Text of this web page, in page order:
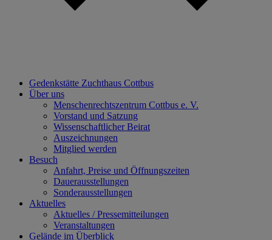
Gedenkstätte Zuchthaus Cottbus
Über uns
Menschenrechtszentrum Cottbus e. V.
Vorstand und Satzung
Wissenschaftlicher Beirat
Auszeichnungen
Mitglied werden
Besuch
Anfahrt, Preise und Öffnungszeiten
Dauerausstellungen
Sonderausstellungen
Aktuelles
Aktuelles / Pressemitteilungen
Veranstaltungen
Gelände im Überblick